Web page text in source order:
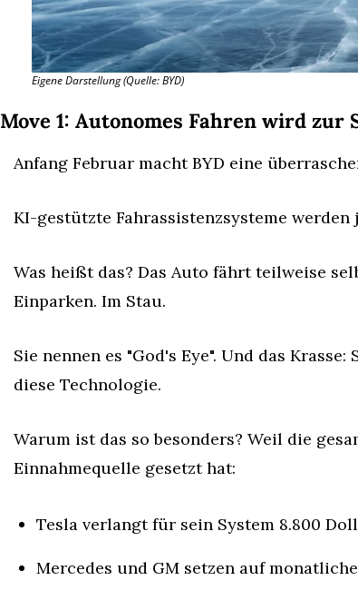
Eigene Darstellung (Quelle: BYD)
Move 1: Autonomes Fahren wird zur
Anfang Februar macht BYD eine
KI-gestützte Fahrassistenzsysteme
Was heißt das? Das Auto fährt teilweise
Einparken. Im Stau.
Sie nennen es "God's Eye". Und das
diese Technologie.
Warum ist das so besonders? Weil die
Einnahmequelle gesetzt hat:
Tesla verlangt für sein System 8.800
Mercedes und GM setzen auf